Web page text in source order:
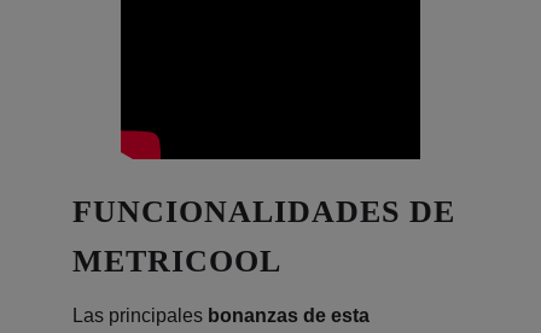
FUNCIONALIDADES DE
METRICOOL
Las principales bonanzas de esta